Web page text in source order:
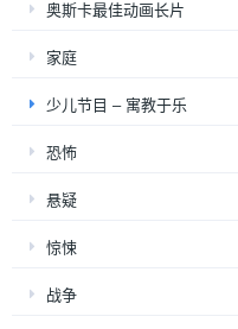
奥斯卡最佳动画长片
家庭
少儿节目 – 寓教于乐
恐怖
悬疑
惊悚
战争